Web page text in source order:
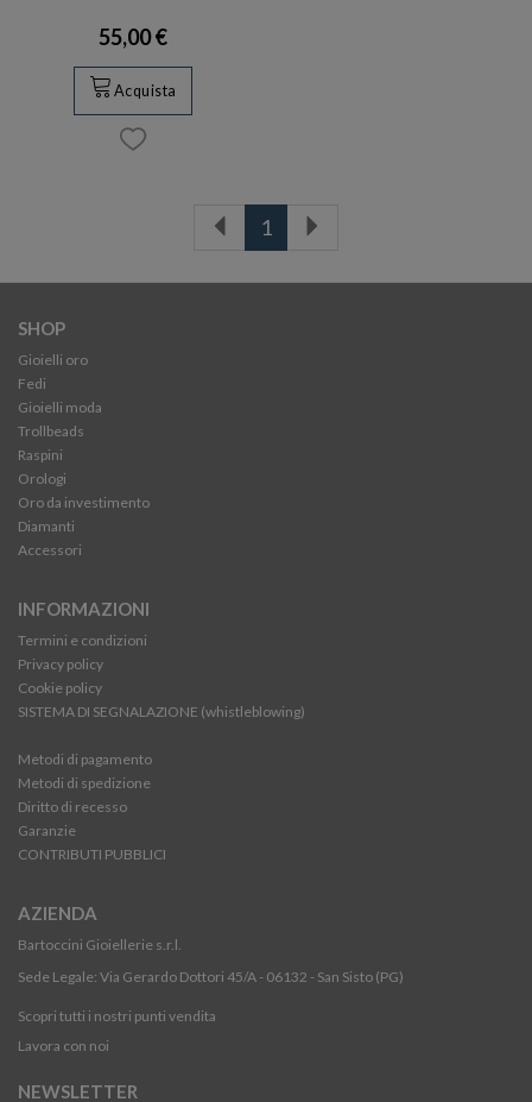
55,00 €
Acquista
1
SHOP
Gioielli oro
Fedi
Gioielli moda
Trollbeads
Raspini
Orologi
Oro da investimento
Diamanti
Accessori
INFORMAZIONI
Termini e condizioni
Privacy policy
Cookie policy
SISTEMA DI SEGNALAZIONE (whistleblowing)
Metodi di pagamento
Metodi di spedizione
Diritto di recesso
Garanzie
CONTRIBUTI PUBBLICI
AZIENDA
Bartoccini Gioiellerie s.r.l.
Sede Legale: Via Gerardo Dottori 45/A - 06132 - San Sisto (PG)
Scopri tutti i nostri punti vendita
Lavora con noi
NEWSLETTER